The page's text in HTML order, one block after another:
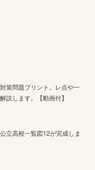
策問題プリント。レ点や一
説します。【動画付】
立高校一覧図12が完成しま